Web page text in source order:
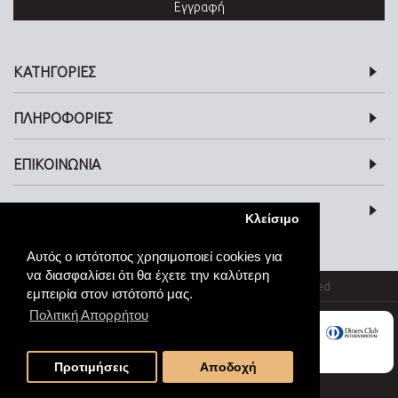
Αυτός ο ιστότοπος χρησιμοποιεί cookies για
να διασφαλίσει ότι θα έχετε την καλύτερη
εμπειρία στον ιστότοπό μας.
Πολιτική Απορρήτου
Κλείσιμο
Προτιμήσεις Αποδοχή
Εγγραφή
ΚΑΤΗΓΟΡΙΕΣ
ΠΛΗΡΟΦΟΡΙΕΣ
ΕΠΙΚΟΙΝΩΝΙΑ
© kosmimata-roloi.gr Jewellery. All rights reserved